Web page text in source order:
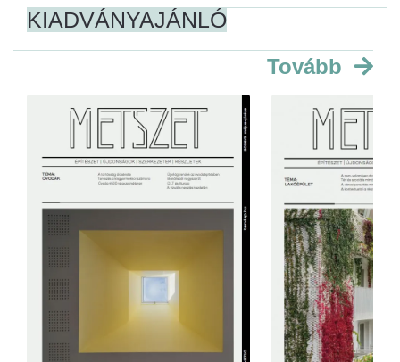
KIADVÁNYAJÁNLÓ
Tovább